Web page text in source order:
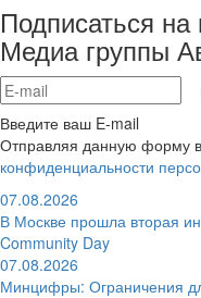
Подписаться
Медиа группы
Введите ваш E-mail
Отправляя данную форму
конфиденциальности
07.08.2026
В Москве прошла вторая
Community Day
07.08.2026
Минцифры: Ограничения